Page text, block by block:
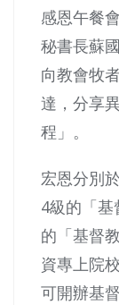
感恩午餐
秘書長蘇
向教會牧
達，分享
程」。
宏恩分別
4級的「
的「基督
資專上院
可開辦基